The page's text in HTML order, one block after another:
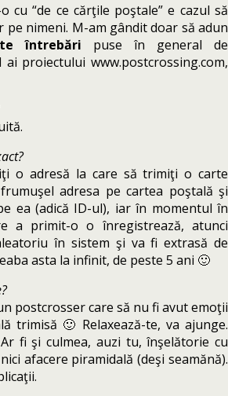
cu “de ce cărţile poştale” e cazul să
pe nimeni. M-am gândit doar să adun
întrebări puse în general de
proiectului www.postcrossing.com,
o adresă la care să trimiţi o carte
adresa pe cartea poştală şi
ea (adică ID-ul), iar în momentul în
a primit-o o înregistrează, atunci
în sistem şi va fi extrasă de
asta la infinit, de peste 5 ani 🙂
postcrosser care să nu fi avut emoţii
trimisă 🙂 Relaxează-te, va ajunge.
fi şi culmea, auzi tu, înşelătorie cu
afacere piramidală (deşi seamănă).